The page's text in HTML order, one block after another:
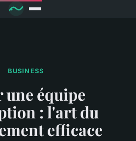
BUSINESS
une équipe
: l'art du
efficace